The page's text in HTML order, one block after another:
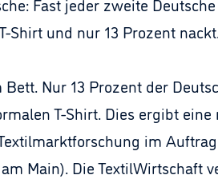
Shirt und nur 13 Prozent
Nur 13 Prozent der
T-Shirt. Dies ergibt
im
Main). Die